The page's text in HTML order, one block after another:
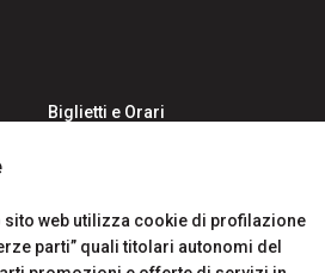
sito web utilizza cookie di profilazione
parti” quali titolari autonomi del
Biglietti e Orari